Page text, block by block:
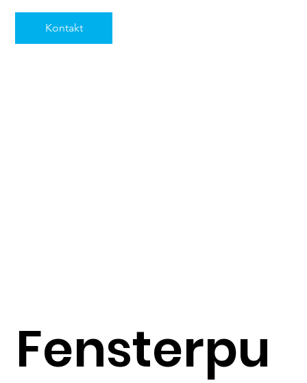
Kontakt
Fensterpu